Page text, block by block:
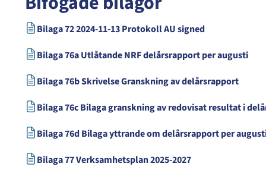
Bilaga 72 2024-11-13 Protokoll AU signed
Bilaga 76a Utlåtande NRF delårsrapport per augusti
Bilaga 76b Skrivelse Granskning av delårsrapport
Bilaga 76c Bilaga granskning av redovisat resultat i
Bilaga 76d Bilaga yttrande om delårsrapport per
Bilaga 77 Verksamhetsplan 2025-2027